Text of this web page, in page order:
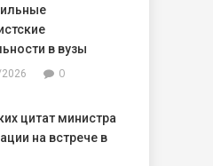
в вузы
0
цитат министра
на встрече в